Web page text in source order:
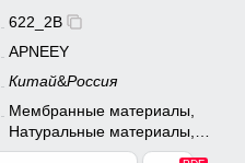
622_2B
APNEEY
Китай&Россия
Мембранные материалы,
Натуральные материалы,
Полиэстер, Плащевка,